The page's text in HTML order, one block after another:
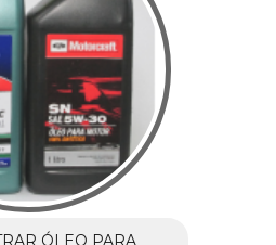
ÓLEO PARA